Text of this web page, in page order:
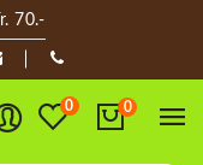
70.-
0 0